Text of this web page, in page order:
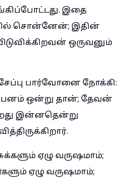
இதை
சொன்னேன்; இதின்
ஒருவனும்
பார்வோனை நோக்கி:
ஒன்று தான்; தேவன்
இன்னதென்று
ஏழு வருஷமாம்;
ஏழு வருஷமாம்;